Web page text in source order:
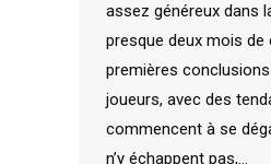
assez généreux dans
presque deux mois de
premières
joueurs, avec des
commencent à se
n’y échappent pas,…